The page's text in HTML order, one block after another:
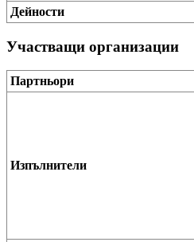
Дейности
Участващи организации
Партньори
Изпълнители